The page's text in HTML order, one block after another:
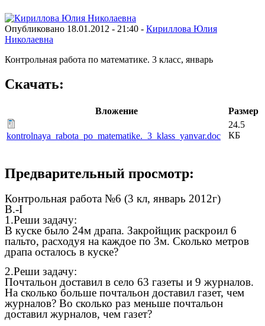
Опубликовано 18.01.2012 - 21:40 - Кириллова Юлия
Николаевна
Контрольная работа по математике. 3 класс, январь
Скачать:
Вложение Размер
kontrolnaya_rabota_po_matematike._3_klass_yanvar.doc
24.5
КБ
Предварительный просмотр:
Контрольная работа №6 (3 кл, январь 2012г)
В.-I
1.Реши задачу:
В куске было 24м драпа. Закройщик раскроил 6
пальто, расходуя на каждое по 3м. Сколько метров
драпа осталось в куске?
2.Реши задачу:
Почтальон доставил в село 63 газеты и 9 журналов.
На сколько больше почтальон доставил газет, чем
журналов? Во сколько раз меньше почтальон
доставил журналов, чем газет?